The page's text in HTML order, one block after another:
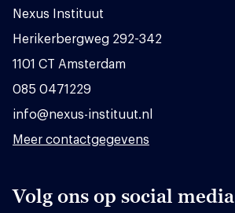
Nexus Instituut
Herikerbergweg 292-342
1101 CT Amsterdam
085 0471229
info@nexus-instituut.nl
Meer contactgegevens
Volg ons op social media